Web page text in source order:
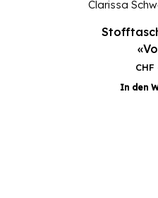
CHF
In den